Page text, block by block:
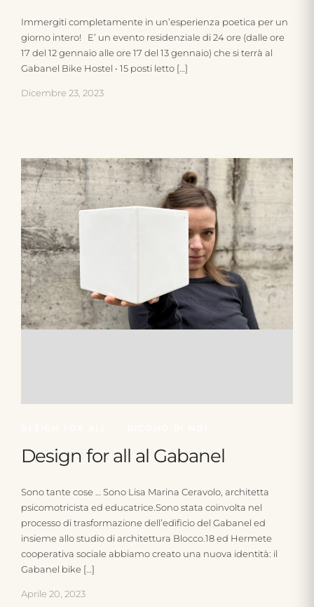
Immergiti completamente in un’esperienza poetica per un
giorno intero! E’ un evento residenziale di 24 ore (dalle ore
17 del 12 gennaio alle ore 17 del 13 gennaio) che si terrà al
Gabanel Bike Hostel • 15 posti letto […]
Dicembre 23, 2023
Design for all al Gabanel
Sono tante cose … Sono Lisa Marina Ceravolo, architetta
psicomotricista ed educatrice.Sono stata coinvolta nel
processo di trasformazione dell’edificio del Gabanel ed
insieme allo studio di architettura Blocco.18 ed Hermete
cooperativa sociale abbiamo creato una nuova identità: il
Gabanel bike […]
Aprile 20, 2023